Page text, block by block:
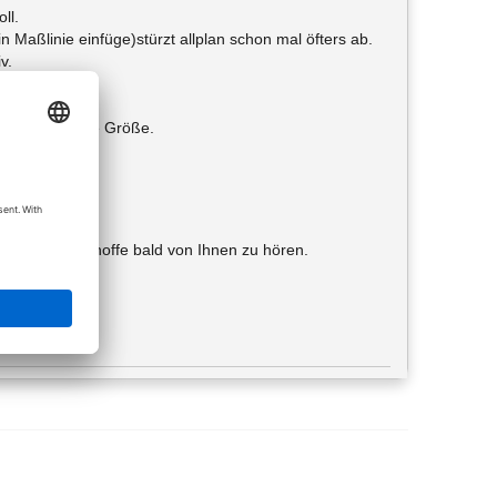
Maßlinie einfüge)stürzt allplan schon mal öfters ab.
Größe.
?
MB ?
Ihnen und hoffe bald von Ihnen zu hören.